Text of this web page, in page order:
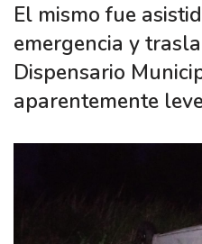
El mismo fue
emergencia y
Dispensario
aparentemente